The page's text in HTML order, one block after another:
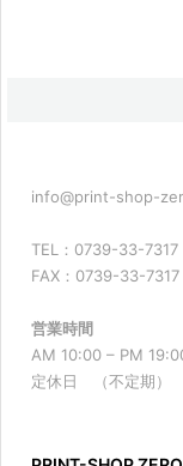
info@print-shop-
TEL：0739-33-7317
FAX：0739-33-7317
営業時間
AM 10:00 – PM
定休日 （不定期）